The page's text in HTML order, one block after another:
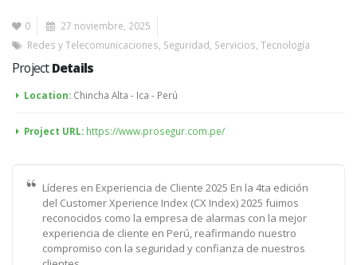
0
27 noviembre, 2025
Redes y Telecomunicaciones Seguridad Servicios Tecnología
ProjectDetails
Location: Chincha Alta - Ica - Perú
Project URL: https://www.prosegur.com.pe/
Líderes en Experiencia de Cliente 2025 En la 4ta edición
del Customer Xperience Index (CX Index) 2025 fuimos
reconocidos como la empresa de alarmas con la mejor
experiencia de cliente en Perú, reafirmando nuestro
compromiso con la seguridad y confianza de nuestros